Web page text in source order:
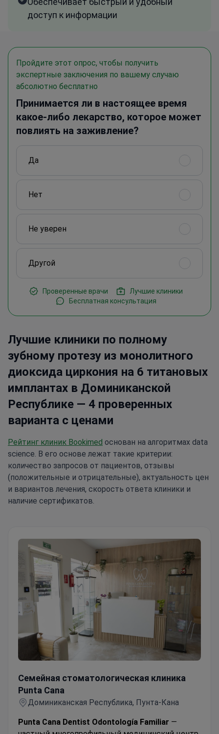
доступ к информации
Пройдите этот опрос, чтобы получить
экспертные заключения по вашему случаю
абсолютно бесплатно
Принимается ли в настоящее время
какое-либо лекарство, которое может
повлиять на заживление?
Да
Нет
Не уверен
Другой
Проверенные врачи
Лучшие клиники
Бесплатная консультация
Лучшие клиники по полному
зубному протезу из монолитного
диоксида циркония на 6 титановых
имплантах в Доминиканской
Республике — 4 проверенных
варианта с ценами
Рейтинг клиник Bookimed основан на алгоритмах data
science. В его основе лежат такие критерии:
количество запросов от пациентов, отзывы
(положительные и отрицательные), актуальность цен
и вариантов лечения, скорость ответа клиники и
наличие сертификатов.
Семейная стоматологическая клиника
Punta Cana
Доминиканская Республика, Пунта-Кана
Punta Cana Dentist Odontología Familiar —